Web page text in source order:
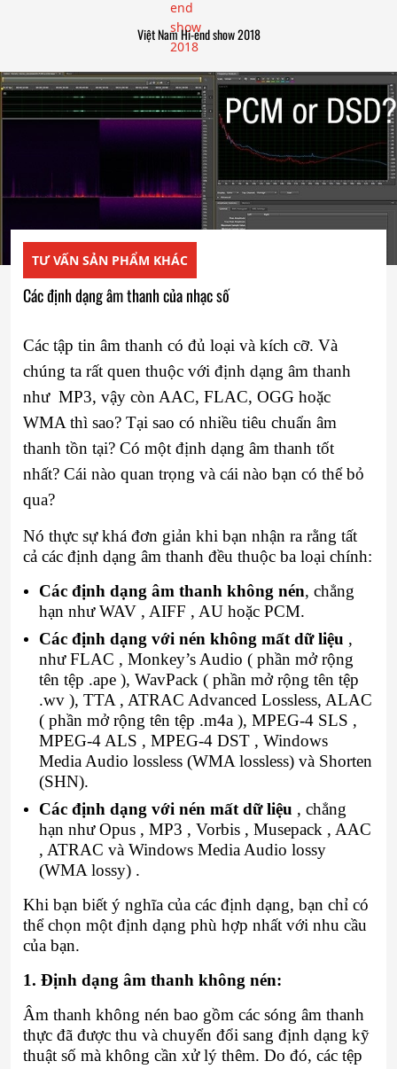
Việt Nam Hi-end show 2018
TƯ VẤN SẢN PHẨM KHÁC
Các định dạng âm thanh của nhạc số
Các tập tin âm thanh có đủ loại và kích cỡ. Và
chúng ta rất quen thuộc với định dạng âm thanh
như MP3, vậy còn AAC, FLAC, OGG hoặc
WMA thì sao? Tại sao có nhiều tiêu chuẩn âm
thanh tồn tại? Có một định dạng âm thanh tốt
nhất? Cái nào quan trọng và cái nào bạn có thể bỏ
qua?
Nó thực sự khá đơn giản khi bạn nhận ra rằng tất
cả các định dạng âm thanh đều thuộc ba loại chính:
Các định dạng âm thanh không nén, chẳng
hạn như WAV , AIFF , AU hoặc PCM.
Các định dạng với nén không mất dữ liệu ,
như FLAC , Monkey’s Audio ( phần mở rộng
tên tệp .ape ), WavPack ( phần mở rộng tên tệp
.wv ), TTA , ATRAC Advanced Lossless, ALAC
( phần mở rộng tên tệp .m4a ), MPEG-4 SLS ,
MPEG-4 ALS , MPEG-4 DST , Windows
Media Audio lossless (WMA lossless) và Shorten
(SHN).
Các định dạng với nén mất dữ liệu , chẳng
hạn như Opus , MP3 , Vorbis , Musepack , AAC
, ATRAC và Windows Media Audio lossy
(WMA lossy) .
Khi bạn biết ý nghĩa của các định dạng, bạn chỉ có
thể chọn một định dạng phù hợp nhất với nhu cầu
của bạn.
1. Định dạng âm thanh không nén:
Âm thanh không nén bao gồm các sóng âm thanh
thực đã được thu và chuyển đổi sang định dạng kỹ
thuật số mà không cần xử lý thêm. Do đó, các tệp